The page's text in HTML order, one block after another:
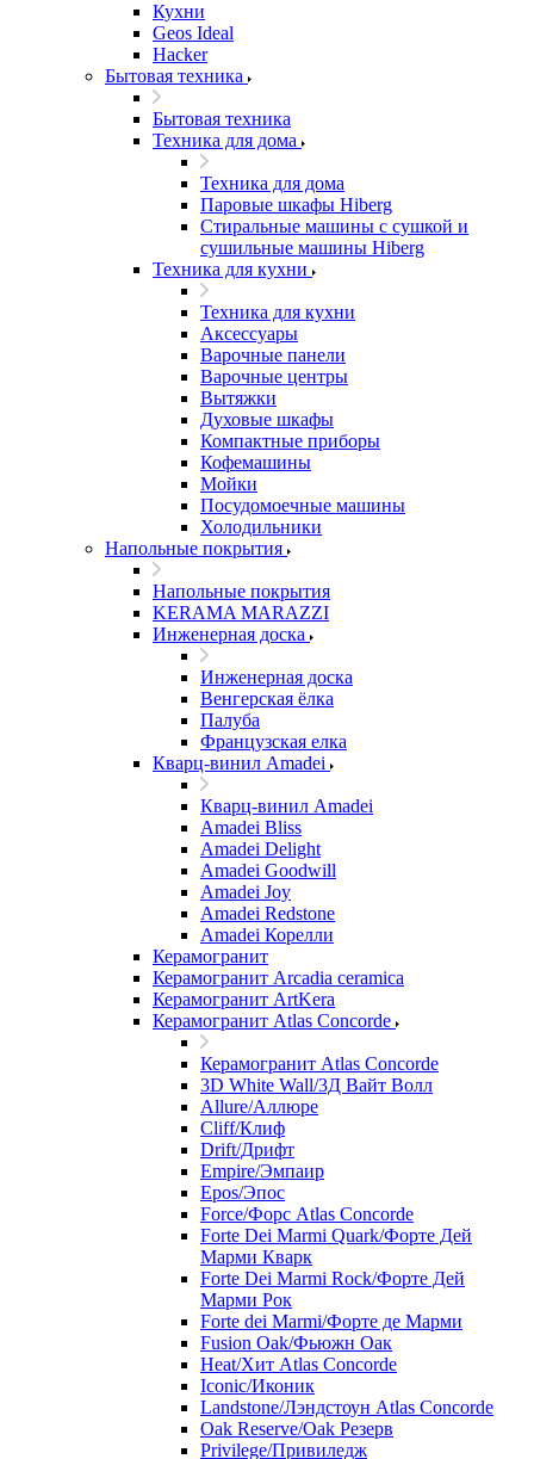
Кухни
Geos Ideal
Hacker
Бытовая техника
Бытовая техника
Техника для дома
Техника для дома
Паровые шкафы Hiberg
Стиральные машины с сушкой и
сушильные машины Hiberg
Техника для кухни
Техника для кухни
Аксессуары
Варочные панели
Варочные центры
Вытяжки
Духовые шкафы
Компактные приборы
Кофемашины
Мойки
Посудомоечные машины
Холодильники
Напольные покрытия
Напольные покрытия
KERAMA MARAZZI
Инженерная доска
Инженерная доска
Венгерская ёлка
Палуба
Французская елка
Кварц-винил Amadei
Кварц-винил Amadei
Amadei Bliss
Amadei Delight
Amadei Goodwill
Amadei Joy
Amadei Redstone
Amadei Корелли
Керамогранит
Керамогранит Arcadia ceramica
Керамогранит ArtKera
Керамогранит Atlas Concorde
Керамогранит Atlas Concorde
3D White Wall/3Д Вайт Волл
Allure/Аллюрe
Cliff/Клиф
Drift/Дрифт
Empire/Эмпаир
Epos/Эпос
Force/Фoрс Atlas Concorde
Forte Dei Marmi Quark/Форте Дей
Марми Кварк
Forte Dei Marmi Rock/Форте Дей
Марми Рок
Forte dei Marmi/Форте де Марми
Fusion Oak/Фьюжн Оак
Heat/Xит Atlas Concorde
Iconic/Иконик
Landstone/Лэндстоун Atlas Concorde
Oak Reserve/Оak Резepв
Privilege/Привиледж